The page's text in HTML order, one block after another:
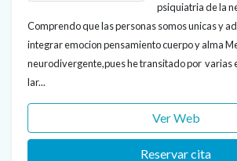
psiquiatria de la
Comprendo que las personas somos unicas y
integrar emocion pensamiento cuerpo y alma
neurodivergente,pues he transitado por varias
lar...
Ver Web
Reservar cita